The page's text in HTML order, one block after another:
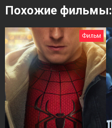
Похожие фильмы:
Фильм